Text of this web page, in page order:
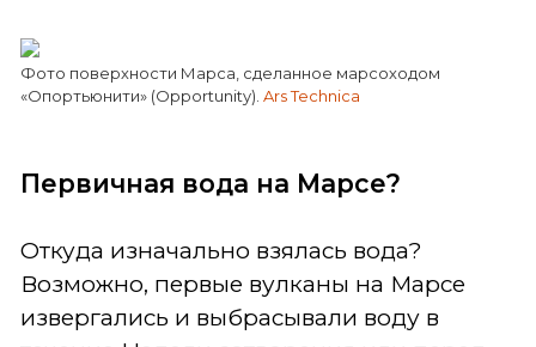
Фото поверхности Марса, сделанное марсоходом
«Опортьюнити» (Opportunity). Ars Technica
Первичная вода на Марсе?
Откуда изначально взялась вода?
Возможно, первые вулканы на Марсе
извергались и выбрасывали воду в